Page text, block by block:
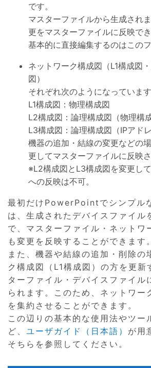
です。
マスターファイルから生成され
更をマスターファイルに反映でき
基本的に直接編集するのはこのフ
ネットワーク構成図（L1構成図
図）
それぞれ次のようになっています
L1構成図：物理構成図
L2構成図：論理構成図（物理構
L3構成図：論理構成図（IPアドレ
機器の追加・結線の変更などの
更してマスターファイルに反映さ
※L2構成図とL3構成図を変更し
への反映は不可。
最初だけPowerPointでシンプル
は、生成されたデバイスファイル
で、マスターファイル・ネットワ
も変更を反映することができます。
また、機器や結線の追加・削除の
ク構成図（L1構成図）の方を更新
ターファイル・デバイスファイル
られます。このため、ネットワー
を集約させることができます。
この辺りの基本的な使用法やツー
ど、 ユーザガイド（日本語） が用
そちらを参照してください。